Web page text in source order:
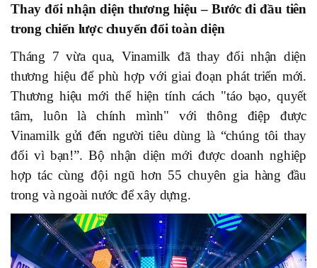
Thay đổi nhận diện thương hiệu – Bước đi đầu tiên
trong chiến lược chuyển đổi toàn diện
Tháng 7 vừa qua, Vinamilk đã thay đổi nhận diện
thương hiệu để phù hợp với giai đoạn phát triển mới.
Thương hiệu mới thể hiện tính cách "táo bạo, quyết
tâm, luôn là chính mình" với thông điệp được
Vinamilk gửi đến người tiêu dùng là “chúng tôi thay
đổi vì bạn!”. Bộ nhận diện mới được doanh nghiệp
hợp tác cùng đội ngũ hơn 55 chuyên gia hàng đầu
trong và ngoài nước để xây dựng.